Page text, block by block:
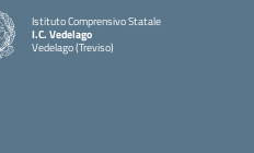
Istituto Comprensivo Statale
I.C. Vedelago
Vedelago (Treviso)
— Visita la pagina iniziale della scuola